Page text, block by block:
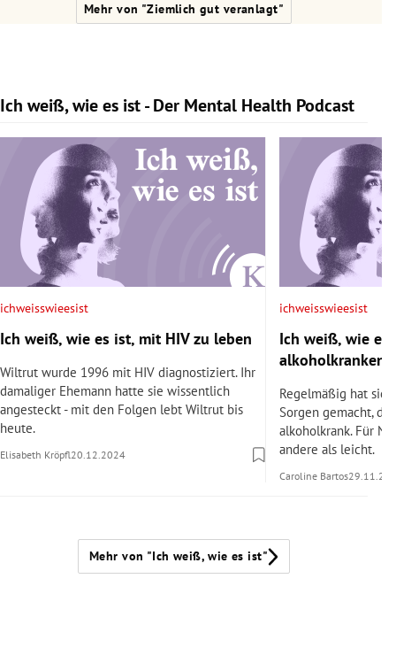
Mehr von "Ziemlich gut veranlagt"
Ich weiß, wie es ist - Der Mental Health Podcast
Slide 1 von 9
ichweisswieesist
Ich weiß, wie es ist, mit HIV zu leben
Wiltrut wurde 1996 mit HIV diagnostiziert. Ihr
damaliger Ehemann hatte sie wissentlich
angesteckt - mit den Folgen lebt Wiltrut bis
heute.
Elisabeth Kröpfl20.12.2024
ichweisswieesist
Ich weiß, wie es
alkoholkranken
Regelmäßig hat
Sorgen gemacht,
alkoholkrank. Für
andere als leicht.
Caroline Bartos
Mehr von "Ich weiß, wie es ist"